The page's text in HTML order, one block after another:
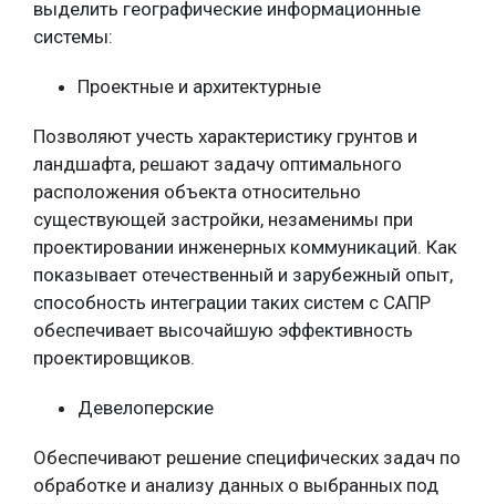
выделить географические информационные
системы:
Проектные и архитектурные
Позволяют учесть характеристику грунтов и
ландшафта, решают задачу оптимального
расположения объекта относительно
существующей застройки, незаменимы при
проектировании инженерных коммуникаций. Как
показывает отечественный и зарубежный опыт,
способность интеграции таких систем с САПР
обеспечивает высочайшую эффективность
проектировщиков.
Девелоперские
Обеспечивают решение специфических задач по
обработке и анализу данных о выбранных под